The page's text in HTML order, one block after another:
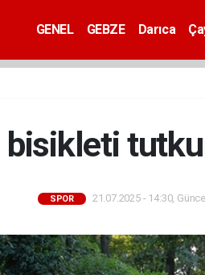
GENEL GEBZE Darıca
SPOR 21.07.2025 - 14:30,